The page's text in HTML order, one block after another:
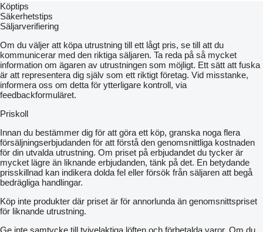
Köptips
Säkerhetstips
Säljarverifiering
Om du väljer att köpa utrustning till ett lågt pris, se till att du
kommunicerar med den riktiga säljaren. Ta reda på så mycket
information om ägaren av utrustningen som möjligt. Ett sätt att fuska
är att representera dig själv som ett riktigt företag. Vid misstanke,
informera oss om detta för ytterligare kontroll, via
feedbackformuläret.
Priskoll
Innan du bestämmer dig för att göra ett köp, granska noga flera
försäljningserbjudanden för att förstå den genomsnittliga kostnaden
för din utvalda utrustning. Om priset på erbjudandet du tycker är
mycket lägre än liknande erbjudanden, tänk på det. En betydande
prisskillnad kan indikera dolda fel eller försök från säljaren att begå
bedrägliga handlingar.
Köp inte produkter där priset är för annorlunda än genomsnittspriset
för liknande utrustning.
Ge inte samtycke till tvivelaktiga löften och förbetalda varor. Om du